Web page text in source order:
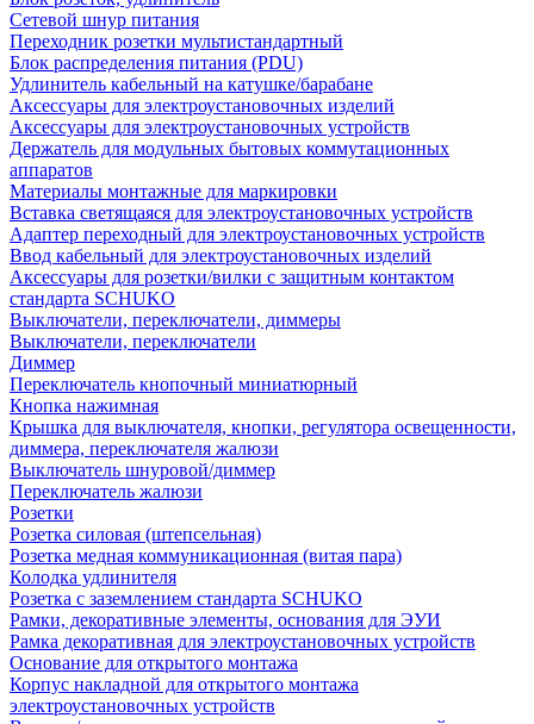
Сетевой шнур питания
Переходник розетки мультистандартный
Блок распределения питания (PDU)
Удлинитель кабельный на катушке/барабане
Аксессуары для электроустановочных изделий
Аксессуары для электроустановочных устройств
Держатель для модульных бытовых коммутационных
аппаратов
Материалы монтажные для маркировки
Вставка светящаяся для электроустановочных устройств
Адаптер переходный для электроустановочных устройств
Ввод кабельный для электроустановочных изделий
Аксессуары для розетки/вилки с защитным контактом
стандарта SCHUKO
Выключатели, переключатели, диммеры
Выключатели, переключатели
Диммер
Переключатель кнопочный миниатюрный
Кнопка нажимная
Крышка для выключателя, кнопки, регулятора освещенности,
диммера, переключателя жалюзи
Выключатель шнуровой/диммер
Переключатель жалюзи
Розетки
Розетка силовая (штепсельная)
Розетка медная коммуникационная (витая пара)
Колодка удлинителя
Розетка с заземлением стандарта SCHUKO
Рамки, декоративные элементы, основания для ЭУИ
Рамка декоративная для электроустановочных устройств
Основание для открытого монтажа
Корпус накладной для открытого монтажа
электроустановочных устройств